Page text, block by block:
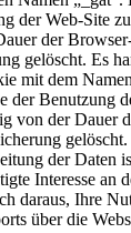
der Web-Site
der
gelöscht. Es
mit dem
der Benutzung
von der Dauer
der Daten
Interesse an
daraus, Ihre
über die